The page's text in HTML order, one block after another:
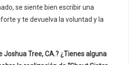
se siente bien escribir una
y te devuelva la voluntad y la
Joshua Tree, CA.? ¿Tienes alguna